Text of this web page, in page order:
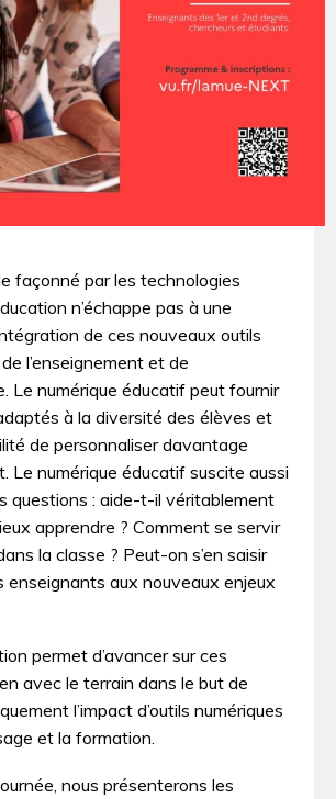
façonné par les technologies
n’échappe pas à une
de ces nouveaux outils
l’enseignement et de
Le numérique éducatif peut fournir
à la diversité des élèves et
de personnaliser davantage
Le numérique éducatif suscite aussi
questions : aide-t-il véritablement
apprendre ? Comment se servir
la classe ? Peut-on s’en saisir
enseignants aux nouveaux enjeux
permet d’avancer sur ces
avec le terrain dans le but de
l’impact d’outils numériques
et la formation.
nous présenterons les